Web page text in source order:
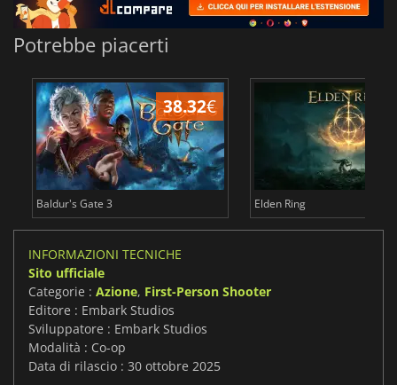
Potrebbe piacerti
38.32€
Baldur's Gate 3 Elden Ring
INFORMAZIONI TECNICHE
Sito ufficiale
Categorie : Azione, First-Person Shooter
Editore : Embark Studios
Sviluppatore : Embark Studios
Modalità : Co-op
Data di rilascio : 30 ottobre 2025